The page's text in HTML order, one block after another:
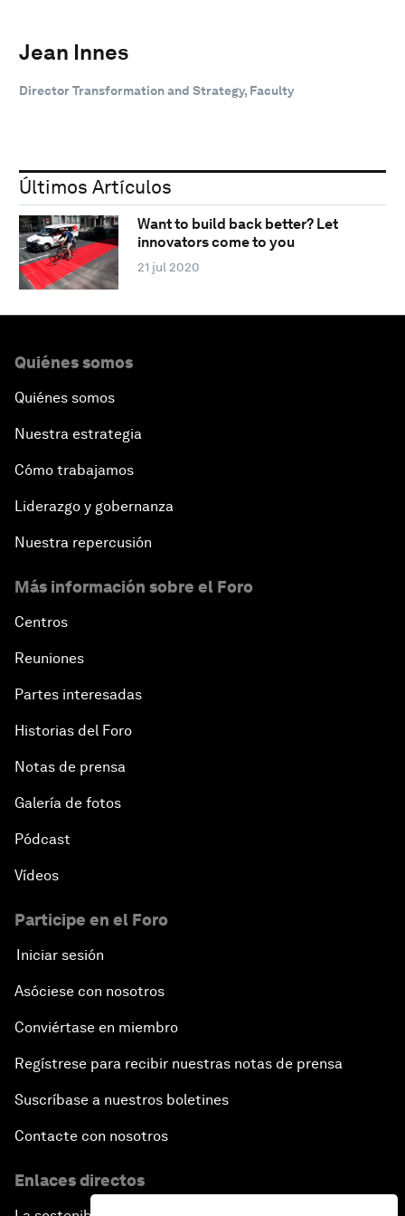
Jean Innes
Director Transformation and Strategy, Faculty
Últimos Artículos
Want to build back better? Let
innovators come to you
21 jul 2020
Quiénes somos
Quiénes somos
Nuestra estrategia
Cómo trabajamos
Liderazgo y gobernanza
Nuestra repercusión
Más información sobre el Foro
Centros
Reuniones
Partes interesadas
Historias del Foro
Notas de prensa
Galería de fotos
Pódcast
Vídeos
Participe en el Foro
Iniciar sesión
Asóciese con nosotros
Conviértase en miembro
Regístrese para recibir nuestras notas de prensa
Suscríbase a nuestros boletines
Contacte con nosotros
Enlaces directos